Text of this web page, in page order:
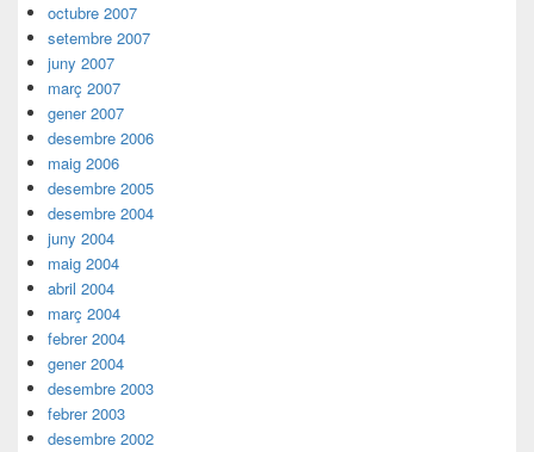
octubre 2007
setembre 2007
juny 2007
març 2007
gener 2007
desembre 2006
maig 2006
desembre 2005
desembre 2004
juny 2004
maig 2004
abril 2004
març 2004
febrer 2004
gener 2004
desembre 2003
febrer 2003
desembre 2002